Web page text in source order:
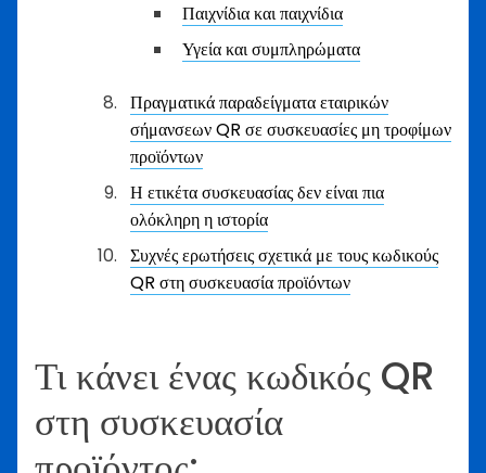
Παιχνίδια και παιχνίδια
Υγεία και συμπληρώματα
Πραγματικά παραδείγματα εταιρικών
σήμανσεων QR σε συσκευασίες μη τροφίμων
προϊόντων
Η ετικέτα συσκευασίας δεν είναι πια
ολόκληρη η ιστορία
Συχνές ερωτήσεις σχετικά με τους κωδικούς
QR στη συσκευασία προϊόντων
Τι κάνει ένας κωδικός QR
στη συσκευασία